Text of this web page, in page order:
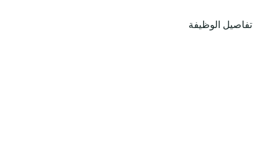
تفاصيل الوظيفة